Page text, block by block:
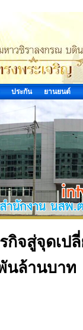
ประกัน ยานยนต์
กิจสู่จุดเป
นล้านบาท